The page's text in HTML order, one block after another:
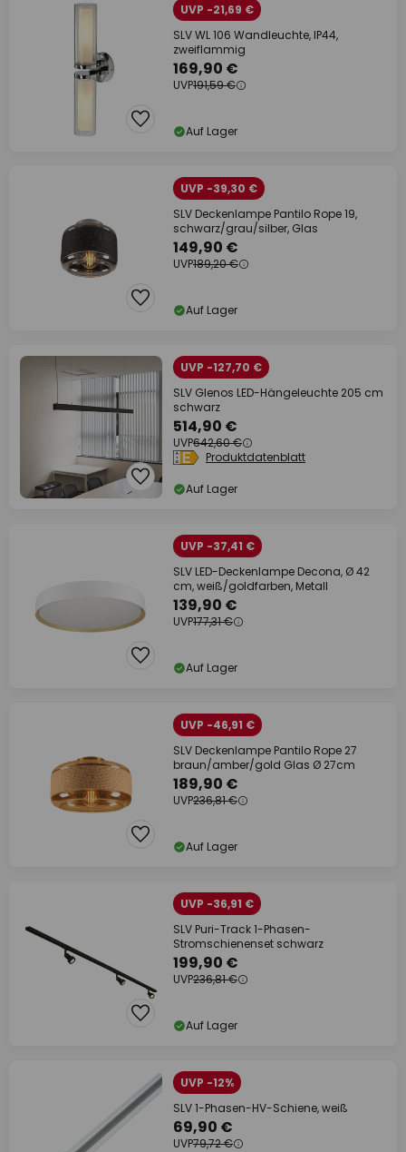
UVP -21,69 €
SLV WL 106 Wandleuchte, IP44,
zweiflammig
169,90 €
UVP191,59 €
Auf Lager
UVP -39,30 €
SLV Deckenlampe Pantilo Rope 19,
schwarz/grau/silber, Glas
149,90 €
UVP189,20 €
Auf Lager
UVP -127,70 €
SLV Glenos LED-Hängeleuchte 205 cm
schwarz
514,90 €
UVP642,60 €
Produktdatenblatt
Auf Lager
UVP -37,41 €
SLV LED-Deckenlampe Decona, Ø 42
cm, weiß/goldfarben, Metall
139,90 €
UVP177,31 €
Auf Lager
UVP -46,91 €
SLV Deckenlampe Pantilo Rope 27
braun/amber/gold Glas Ø 27cm
189,90 €
UVP236,81 €
Auf Lager
UVP -36,91 €
SLV Puri-Track 1-Phasen-
Stromschienenset schwarz
199,90 €
UVP236,81 €
Auf Lager
UVP -12%
SLV 1-Phasen-HV-Schiene, weiß
69,90 €
UVP79,72 €